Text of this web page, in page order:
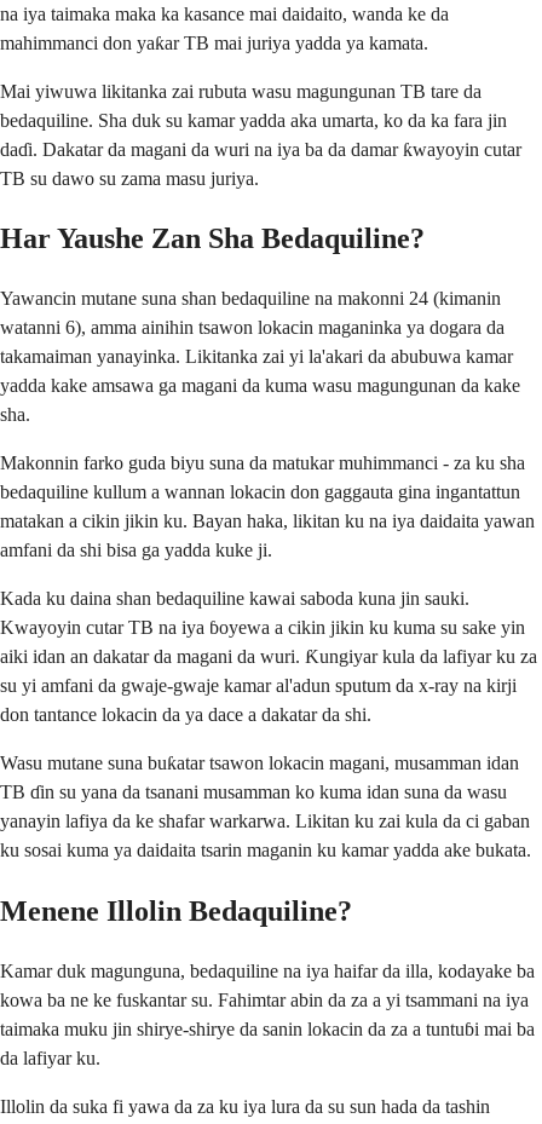
na iya taimaka maka ka kasance mai daidaito, wanda ke da
mahimmanci don yaƙar TB mai juriya yadda ya kamata.
Mai yiwuwa likitanka zai rubuta wasu magungunan TB tare da
bedaquiline. Sha duk su kamar yadda aka umarta, ko da ka fara jin
daɗi. Dakatar da magani da wuri na iya ba da damar ƙwayoyin cutar
TB su dawo su zama masu juriya.
Har Yaushe Zan Sha Bedaquiline?
Yawancin mutane suna shan bedaquiline na makonni 24 (kimanin
watanni 6), amma ainihin tsawon lokacin maganinka ya dogara da
takamaiman yanayinka. Likitanka zai yi la'akari da abubuwa kamar
yadda kake amsawa ga magani da kuma wasu magungunan da kake
sha.
Makonnin farko guda biyu suna da matukar muhimmanci - za ku sha
bedaquiline kullum a wannan lokacin don gaggauta gina ingantattun
matakan a cikin jikin ku. Bayan haka, likitan ku na iya daidaita yawan
amfani da shi bisa ga yadda kuke ji.
Kada ku daina shan bedaquiline kawai saboda kuna jin sauki.
Kwayoyin cutar TB na iya ɓoyewa a cikin jikin ku kuma su sake yin
aiki idan an dakatar da magani da wuri. Ƙungiyar kula da lafiyar ku za
su yi amfani da gwaje-gwaje kamar al'adun sputum da x-ray na kirji
don tantance lokacin da ya dace a dakatar da shi.
Wasu mutane suna buƙatar tsawon lokacin magani, musamman idan
TB ɗin su yana da tsanani musamman ko kuma idan suna da wasu
yanayin lafiya da ke shafar warkarwa. Likitan ku zai kula da ci gaban
ku sosai kuma ya daidaita tsarin maganin ku kamar yadda ake bukata.
Menene Illolin Bedaquiline?
Kamar duk magunguna, bedaquiline na iya haifar da illa, kodayake ba
kowa ba ne ke fuskantar su. Fahimtar abin da za a yi tsammani na iya
taimaka muku jin shirye-shirye da sanin lokacin da za a tuntuɓi mai ba
da lafiyar ku.
Illolin da suka fi yawa da za ku iya lura da su sun hada da tashin